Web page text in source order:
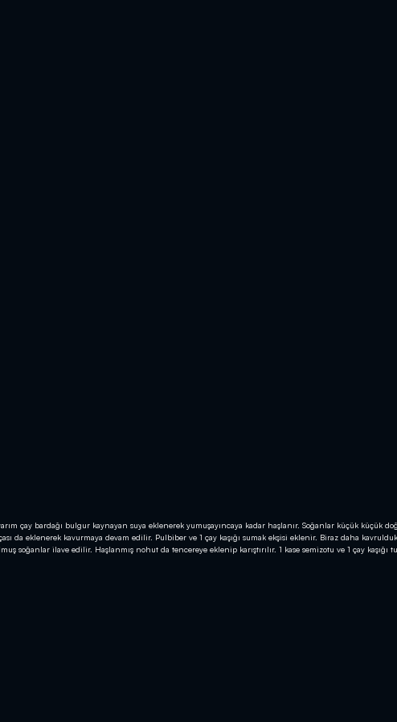
çay bardağı bulgur kaynayan suya eklenerek yumuşayıncaya kadar haşlanır. Soğanlar küçük küçük
da eklenerek kavurmaya devam edilir. Pulbiber ve 1 çay kaşığı sumak ekşisi eklenir. Biraz daha
soğanlar ilave edilir. Haşlanmış nohut da tencereye eklenip karıştırılır. 1 kase semizotu ve 1 çay kaşığı